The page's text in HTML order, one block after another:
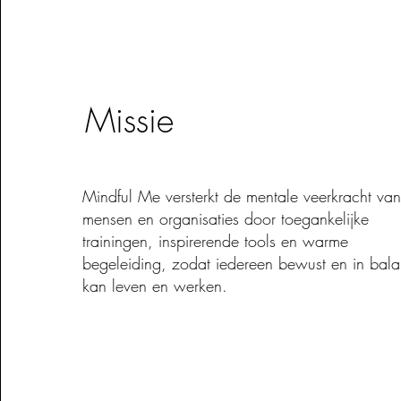
Missie
Mindful Me versterkt de mentale veerkracht van
mensen en organisaties door toegankelijke
trainingen, inspirerende tools en warme
begeleiding, zodat iedereen bewust en in
kan leven en werken.